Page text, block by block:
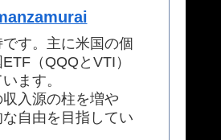
です。主に米国の個
（QQQとVTI）
ます。
入源の柱を増や
な自由を目指してい